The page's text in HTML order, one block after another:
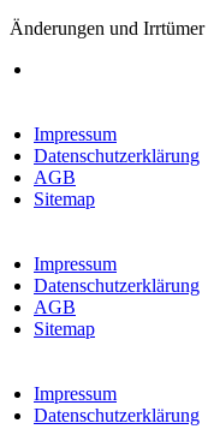
Änderungen und Irrtümer
Impressum
Datenschutzerklärung
AGB
Sitemap
Impressum
Datenschutzerklärung
AGB
Sitemap
Impressum
Datenschutzerklärung